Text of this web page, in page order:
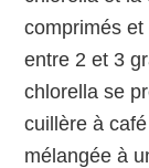
comprimés
entre 2 et 3
chlorella se
cuillère à
mélangée à